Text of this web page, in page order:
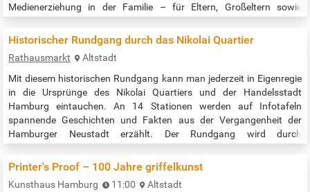
Medienerziehung in der Familie – für Eltern, Großeltern sowie
der Bücherhallen Hamburg in Kooperation mit Blickwechsel e.V. Die
Historischer Rundgang durch das Nikolai Quartier
Rathausmarkt
Altstadt
Mit diesem historischen Rundgang kann man jederzeit in Eigenregie
in die Ursprünge des Nikolai Quartiers und der Handelsstadt
Hamburg eintauchen. An 14 Stationen werden auf Infotafeln
spannende Geschichten und Fakten aus der Vergangenheit der
Hamburger Neustadt erzählt. Der Rundgang wird durch
wird die Geschichte lebendig. Startpunkt ist das Rathaus / der
Rathausmarkt. Der Rundgang…
Printer's Proof – 100 Jahre griffelkunst
Kunsthaus Hamburg 11:00
Altstadt